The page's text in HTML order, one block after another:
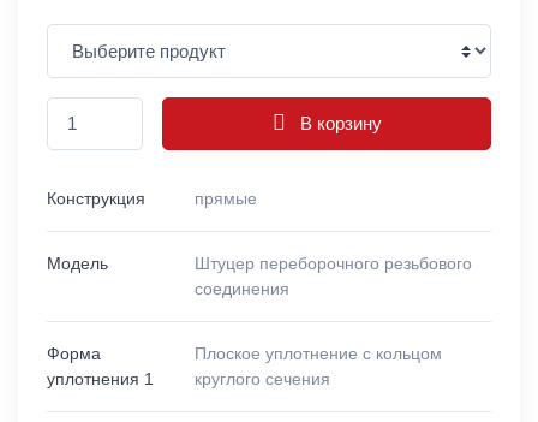
В корзину
Конструкция прямые
Модель
Штуцер переборочного резьбового
соединения
Форма
уплотнения 1
Плоское уплотнение с кольцом
круглого сечения